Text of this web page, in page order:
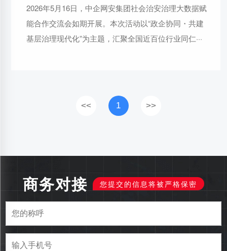
2026年5月16日，中企网安集团社会治安治理大数据赋
能合作交流会如期开展。本次活动以“政企协同・共建
基层治理现代化”为主题，汇聚全国近百位行业同仁···
<< 1 >>
商务对接 您提交的信息将被严格保密